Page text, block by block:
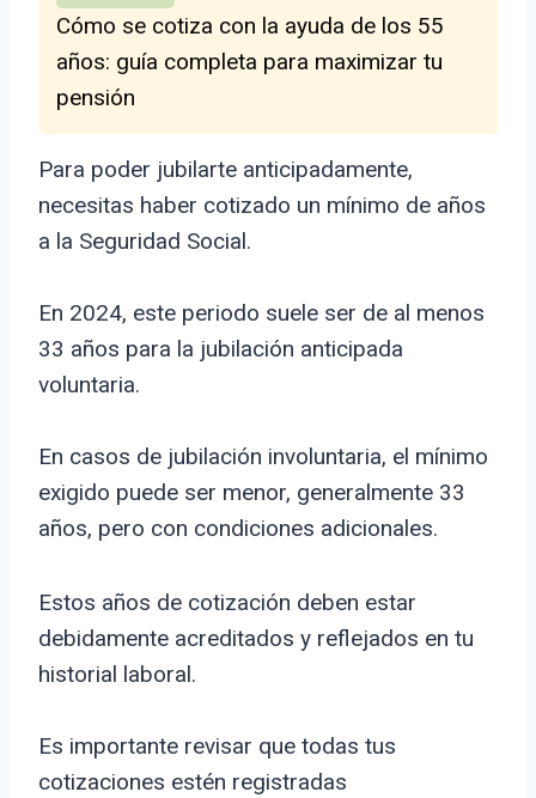
Cómo se cotiza con la ayuda de los 55
años: guía completa para maximizar tu
pensión
Para poder jubilarte anticipadamente,
necesitas haber cotizado un mínimo de años
a la Seguridad Social.
En 2024, este periodo suele ser de al menos
33 años para la jubilación anticipada
voluntaria.
En casos de jubilación involuntaria, el mínimo
exigido puede ser menor, generalmente 33
años, pero con condiciones adicionales.
Estos años de cotización deben estar
debidamente acreditados y reflejados en tu
historial laboral.
Es importante revisar que todas tus
cotizaciones estén registradas